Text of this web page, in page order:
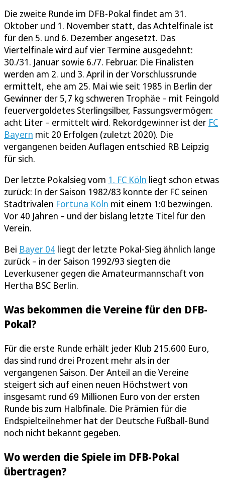
Die zweite Runde im DFB-Pokal findet am 31.
Oktober und 1. November statt, das Achtelfinale ist
für den 5. und 6. Dezember angesetzt. Das
Viertelfinale wird auf vier Termine ausgedehnt:
30./31. Januar sowie 6./7. Februar. Die Finalisten
werden am 2. und 3. April in der Vorschlussrunde
ermittelt, ehe am 25. Mai wie seit 1985 in Berlin der
Gewinner der 5,7 kg schweren Trophäe – mit Feingold
feuervergoldetes Sterlingsilber, Fassungsvermögen:
acht Liter – ermittelt wird. Rekordgewinner ist der FC
Bayern mit 20 Erfolgen (zuletzt 2020). Die
vergangenen beiden Auflagen entschied RB Leipzig
für sich.
Der letzte Pokalsieg vom 1. FC Köln liegt schon etwas
zurück: In der Saison 1982/83 konnte der FC seinen
Stadtrivalen Fortuna Köln mit einem 1:0 bezwingen.
Vor 40 Jahren – und der bislang letzte Titel für den
Verein.
Bei Bayer 04 liegt der letzte Pokal-Sieg ähnlich lange
zurück – in der Saison 1992/93 siegten die
Leverkusener gegen die Amateurmannschaft von
Hertha BSC Berlin.
Was bekommen die Vereine für den DFB-
Pokal?
Für die erste Runde erhält jeder Klub 215.600 Euro,
das sind rund drei Prozent mehr als in der
vergangenen Saison. Der Anteil an die Vereine
steigert sich auf einen neuen Höchstwert von
insgesamt rund 69 Millionen Euro von der ersten
Runde bis zum Halbfinale. Die Prämien für die
Endspielteilnehmer hat der Deutsche Fußball-Bund
noch nicht bekannt gegeben.
Wo werden die Spiele im DFB-Pokal
übertragen?